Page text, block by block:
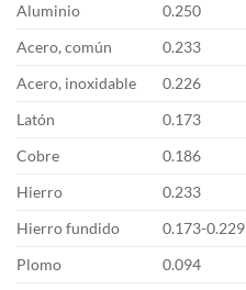
Aluminio
0.250
Acero, común
0.233
Acero, inoxidable
0.226
Latón
0.173
Cobre
0.186
Hierro
0.233
Hierro fundido
0.173-0.229
Plomo
0.094